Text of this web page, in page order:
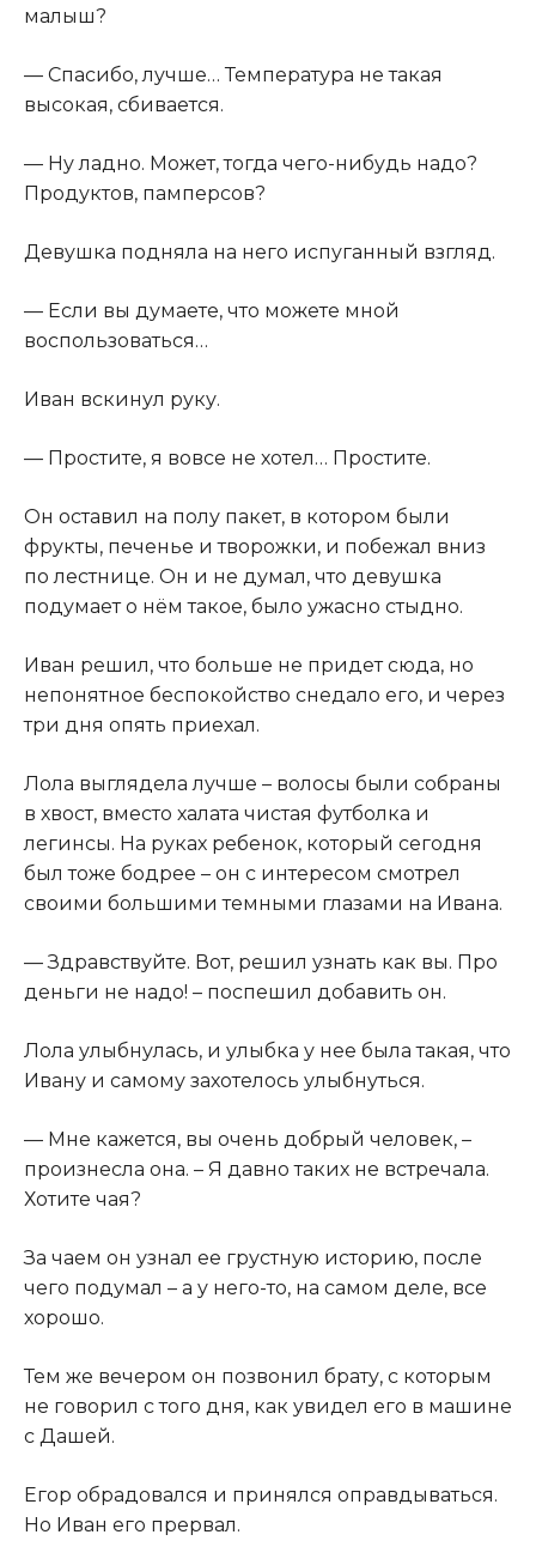
малыш?​
​— Спасибо, лучше… Температура не такая
высокая, сбивается.​
​— Ну ладно. Может, тогда чего-нибудь надо?
Продуктов, памперсов?​
​Девушка подняла на него испуганный взгляд.​
​— Если вы думаете, что можете мной
воспользоваться…​
​Иван вскинул руку.​
​— Простите, я вовсе не хотел… Простите.​
​Он оставил на полу пакет, в котором были
фрукты, печенье и творожки, и побежал вниз
по лестнице. Он и не думал, что девушка
подумает о нём такое, было ужасно стыдно.​
​Иван решил, что больше не придет сюда, но
непонятное беспокойство снедало его, и через
три дня опять приехал.​
​Лола выглядела лучше – волосы были собраны
в хвост, вместо халата чистая футболка и
легинсы. На руках ребенок, который сегодня
был тоже бодрее – он с интересом смотрел
своими большими темными глазами на Ивана.​
​— Здравствуйте. Вот, решил узнать как вы. Про
деньги не надо! – поспешил добавить он.​
​Лола улыбнулась, и улыбка у нее была такая, что
Ивану и самому захотелось улыбнуться.​
​— Мне кажется, вы очень добрый человек, –
произнесла она. – Я давно таких не встречала.
Хотите чая?​
​За чаем он узнал ее грустную историю, после
чего подумал – а у него-то, на самом деле, все
хорошо.​
​Тем же вечером он позвонил брату, с которым
не говорил с того дня, как увидел его в машине
с Дашей.​
​Егор обрадовался и принялся оправдываться.
Но Иван его прервал.​